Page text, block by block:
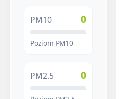
PM10 0
Poziom PM10
PM2.5 0